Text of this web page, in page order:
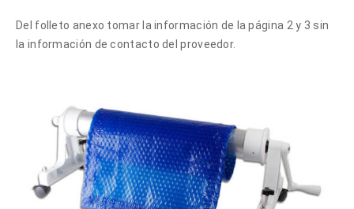
Del folleto anexo tomar la información de la página 2 y 3 sin
la información de contacto del proveedor.